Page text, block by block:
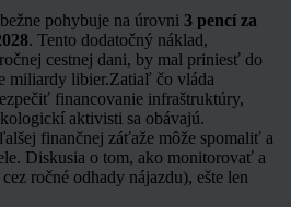
pohybuje na úrovni 3 pencí za
. Tento dodatočný náklad,
cestnej dani, by mal priniesť do
miliardy libier.Zatiaľ čo vláda
financovanie infraštruktúry,
aktivisti sa obávajú.
finančnej záťaže môže spomaliť a
Diskusia o tom, ako monitorovať a
ročné odhady nájazdu), ešte len